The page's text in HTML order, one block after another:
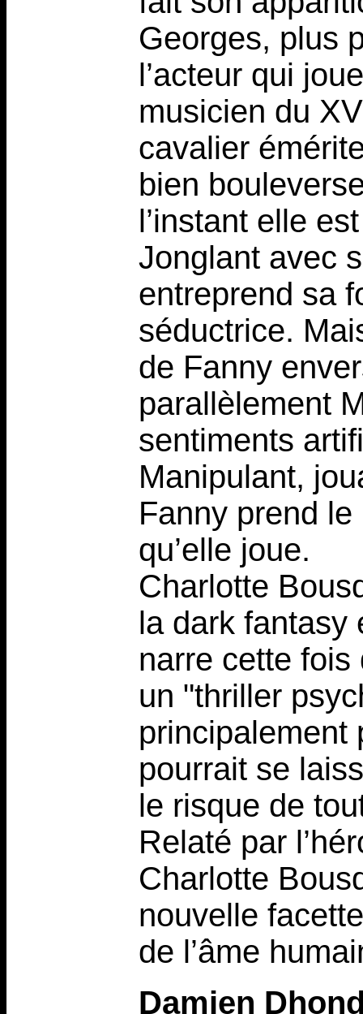
Georges, plus
l’acteur qui
musicien du
cavalier
bien
l’instant elle
Jonglant avec
entreprend sa
séductrice.
de Fanny
parallèlement
sentiments
Manipulant,
Fanny prend
qu’elle joue.
Charlotte
la dark fantasy
narre cette
un "thriller
principalement
pourrait se
le risque de
Relaté par
Charlotte
nouvelle
de l’âme
Damien